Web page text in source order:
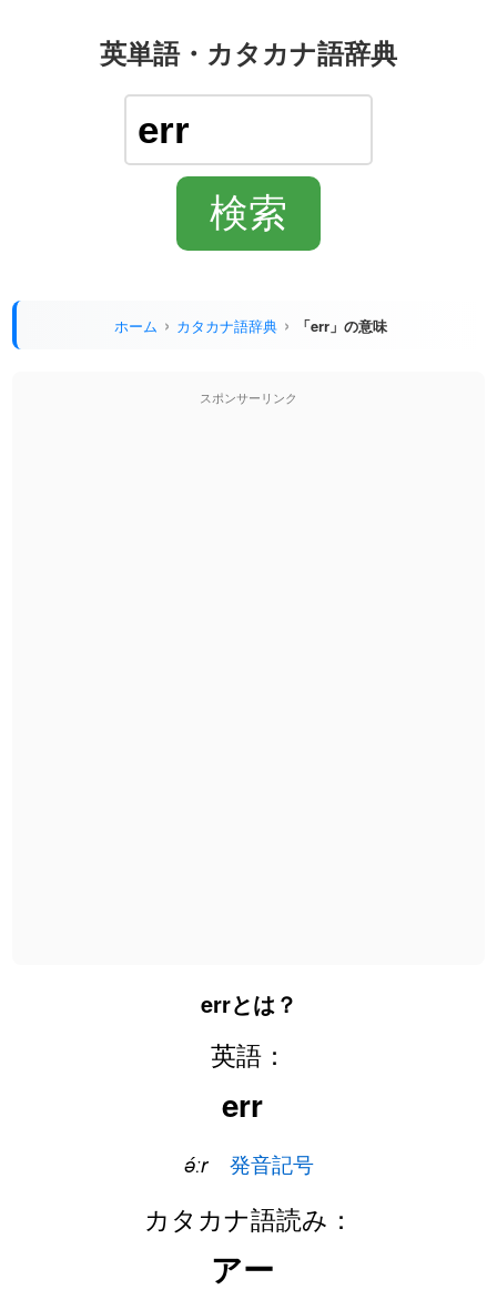
英単語・カタカナ語辞典
ホーム カタカナ語辞典 「err」の意味
スポンサーリンク
errとは？
英語：
err
ə́ːr 発音記号
カタカナ語読み：
アー